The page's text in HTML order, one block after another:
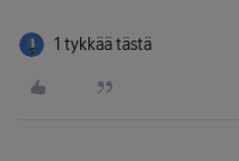
1 tykkää tästä